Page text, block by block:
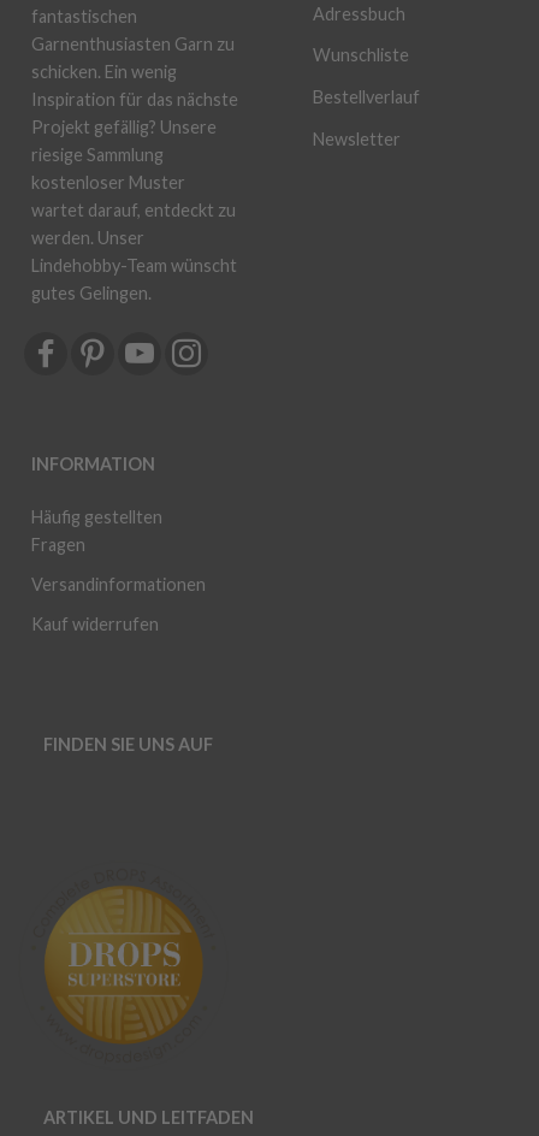
fantastischen
Garnenthusiasten Garn zu
schicken. Ein wenig
Inspiration für das nächste
Projekt gefällig? Unsere
riesige Sammlung
kostenloser Muster
wartet darauf, entdeckt zu
werden. Unser
Lindehobby-Team wünscht
gutes Gelingen.
INFORMATION
Häufig gestellten
Fragen
Versandinformationen
Kauf widerrufen
Adressbuch
Wunschliste
Bestellverlauf
Newsletter
FINDEN SIE UNS AUF
ARTIKEL UND LEITFADEN